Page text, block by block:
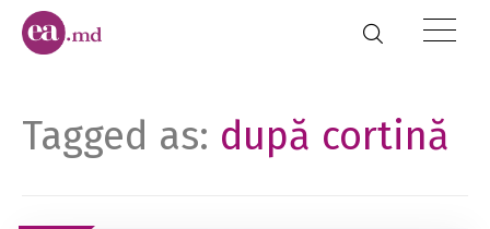
Tagged as: după cortină